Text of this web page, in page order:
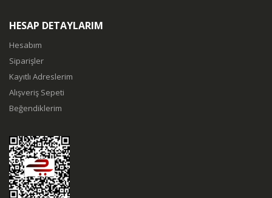
HESAP DETAYLARIM
Hesabım
Siparişler
Kayıtlı Adreslerim
Alışveriş Sepeti
Beğendiklerim